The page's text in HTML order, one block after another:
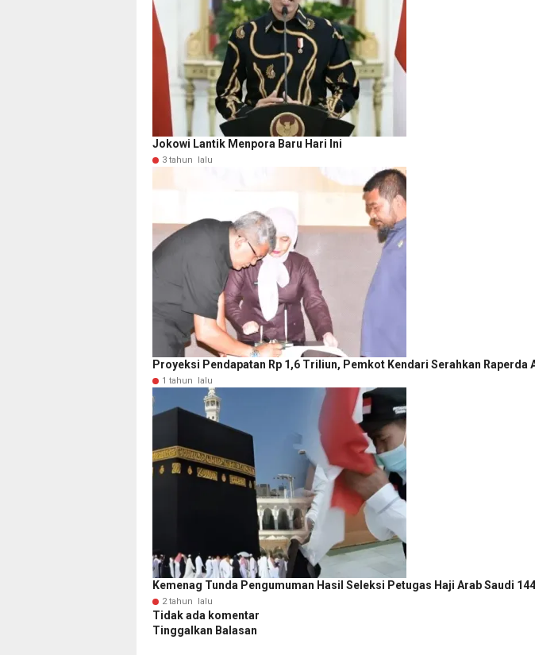
Jokowi Lantik Menpora Baru Hari Ini
3 tahun lalu
Proyeksi Pendapatan Rp 1,6 Triliun, Pemkot Kendari Serahkan Raperda
1 tahun lalu
Kemenag Tunda Pengumuman Hasil Seleksi Petugas Haji Arab Saudi
2 tahun lalu
Tidak ada komentar
Tinggalkan Balasan